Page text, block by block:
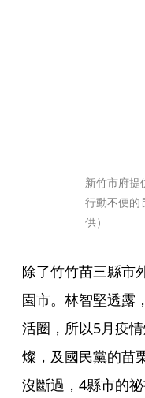
新竹市府提
行動不便的
供）
除了竹竹苗三縣市
園市。林智堅透露
活圈，所以5月疫
燦，及國民黨的苗
沒斷過，4縣市的